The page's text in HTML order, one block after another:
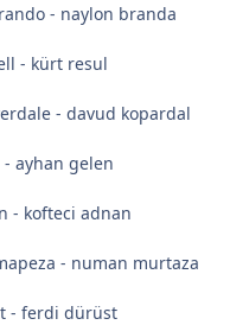
- naylon branda
- kürt resul
- davud kopardal
ayhan gelen
- kofteci adnan
- numan murtaza
- ferdi dürüst